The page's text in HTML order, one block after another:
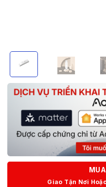
Giao Tận Nơi